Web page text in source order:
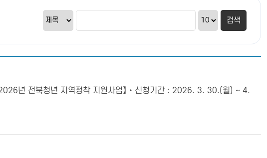
년 전북청년 지역정착 지원사업】 ‣ 신청기간 : 2026. 3. 30.(월) ~ 4.